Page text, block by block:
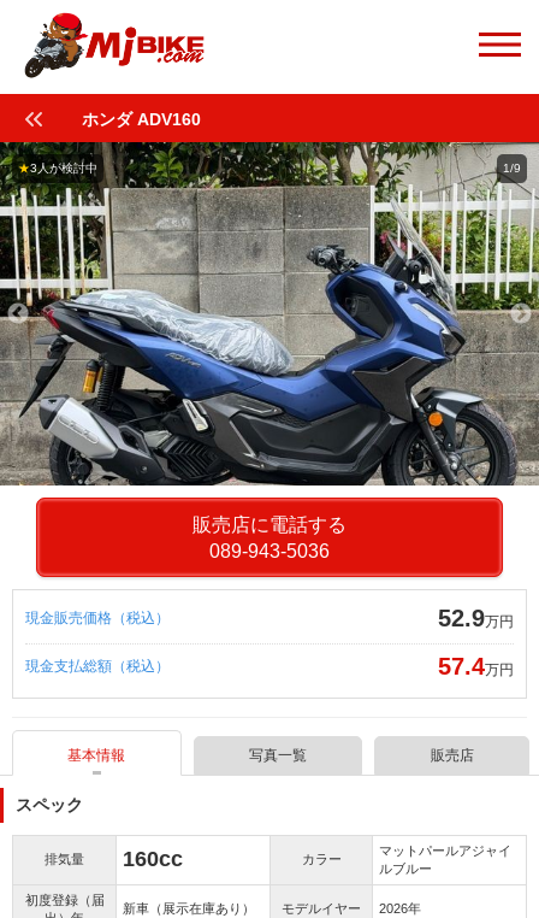
ホンダ ADV160
1/9
★3人が検討中
販売店に電話する
089-943-5036
現金販売価格（税込） 52.9万円
現金支払総額（税込） 57.4万円
基本情報 写真一覧 販売店
スペック
排気量 160cc カラー
マットパールアジャイ
ルブルー
初度登録（届
新車（展示在庫あり） モデルイヤー 2026年